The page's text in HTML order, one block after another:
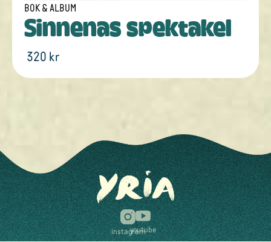
BOK & ALBUM
Sinnenas spektakel
320 kr
instagram
youtube